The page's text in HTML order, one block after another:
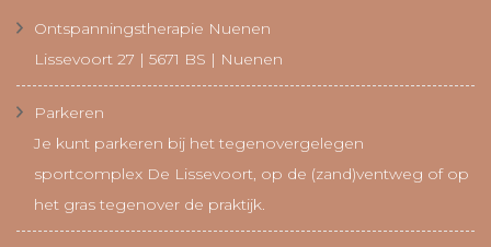
Ontspanningstherapie Nuenen
Lissevoort 27 | 5671 BS | Nuenen
Parkeren
Je kunt parkeren bij het tegenovergelegen
sportcomplex De Lissevoort, op de (zand)ventweg of op
het gras tegenover de praktijk.